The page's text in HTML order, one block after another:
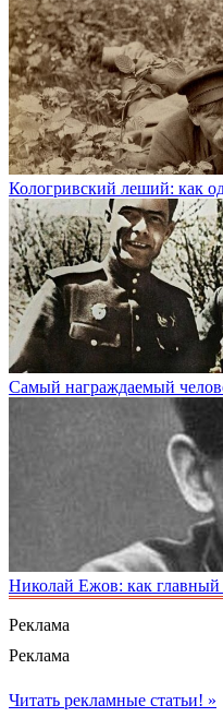
Кологривский леший: как
Самый награждаемый
Николай Ежов: как
Реклама
Реклама
Читать рекламные статьи! »